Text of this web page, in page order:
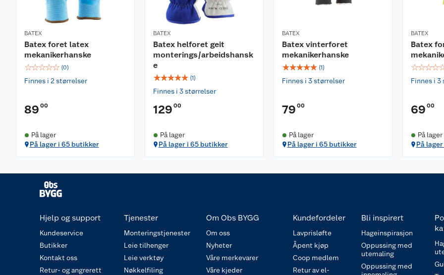
BATEX
Batex foret latex
mekanikerhanske
☆☆☆☆☆ (0)
Finnes i 2 størrelser
89 00
På lager
På lager i 65 butikker
BATEX
Batex helforet geit
monterings/arbeidshansk
e
☆☆☆☆☆ (1)
Finnes i 3 størrelser
129 00
På lager
På lager i 65 butikker
BATEX
Batex vinterforet
mekanikerhanske
☆☆☆☆☆ (1)
Finnes i 3 størrelser
79 00
På lager
På lager i 65 butikker
BATEX
Batex
☆☆☆☆
Finnes i 3
69 00
På lager
På
Hjelp og support
Kundeservice
Butikker
Kontakt oss
Retur- og angrerett
Tjenester
Monteringstjenester
Leie tilhenger
Leie verktøy
Nøkkelfiling
Om Obs BYGG
Om oss
Nyheter
Våre merkevarer
Våre kjeder
Kundefordeler
Lavprisløfte
Åpent kjøp
Coop medlem
Retur av el-
Bli inspirert
Hageinspirasjon
Oppussing med
utemaling
Oppussing med